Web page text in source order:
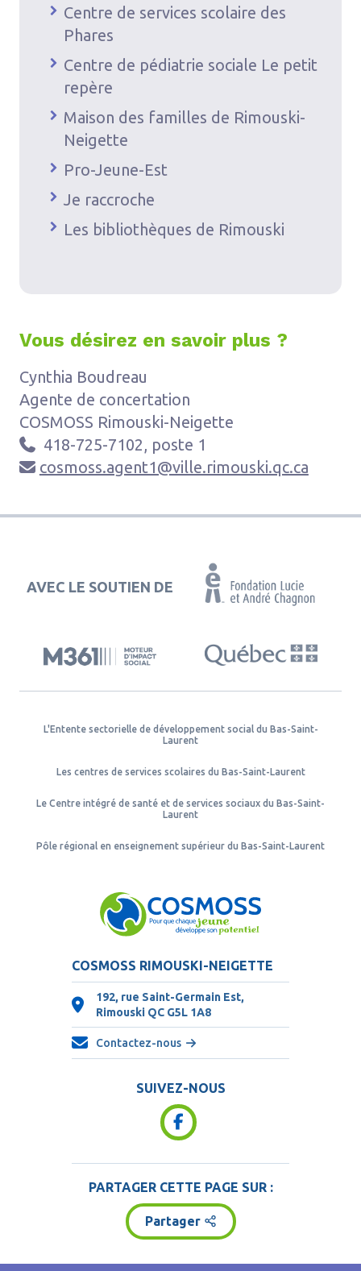
Centre de services scolaire des
Phares
Centre de pédiatrie sociale Le petit
repère
Maison des familles de Rimouski-
Neigette
Pro-Jeune-Est
Je raccroche
Les bibliothèques de Rimouski
Vous désirez en savoir plus ?
Cynthia Boudreau
Agente de concertation
COSMOSS Rimouski-Neigette
418-725-7102, poste 1
 cosmoss.agent1@ville.rimouski.qc.ca
AVEC LE SOUTIEN DE
L'Entente sectorielle de développement social du Bas-Saint-
Laurent
Les centres de services scolaires du Bas-Saint-Laurent
Le Centre intégré de santé et de services sociaux du Bas-Saint-
Laurent
Pôle régional en enseignement supérieur du Bas-Saint-Laurent
COSMOSS RIMOUSKI-NEIGETTE
192, rue Saint-Germain Est,
Rimouski QC G5L 1A8
Contactez-nous
SUIVEZ-NOUS
PARTAGER CETTE PAGE SUR :
Partager